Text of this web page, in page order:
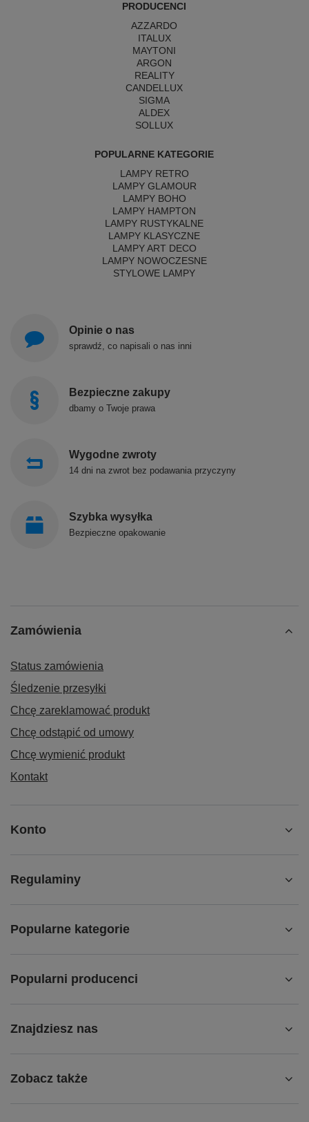
PRODUCENCI
AZZARDO
ITALUX
MAYTONI
ARGON
REALITY
CANDELLUX
SIGMA
ALDEX
SOLLUX
POPULARNE KATEGORIE
LAMPY RETRO
LAMPY GLAMOUR
LAMPY BOHO
LAMPY HAMPTON
LAMPY RUSTYKALNE
LAMPY KLASYCZNE
LAMPY ART DECO
LAMPY NOWOCZESNE
STYLOWE LAMPY
Opinie o nas
sprawdź, co napisali o nas inni
Bezpieczne zakupy
dbamy o Twoje prawa
Wygodne zwroty
14 dni na zwrot bez podawania przyczyny
Szybka wysyłka
Bezpieczne opakowanie
Zamówienia
Status zamówienia
Śledzenie przesyłki
Chcę zareklamować produkt
Chcę odstąpić od umowy
Chcę wymienić produkt
Kontakt
Konto
Regulaminy
Popularne kategorie
Popularni producenci
Znajdziesz nas
Zobacz także